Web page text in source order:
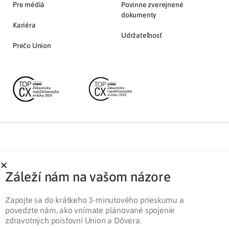
Pre médiá
Kariéra
Prečo Union
Povinne zverejnené
dokumenty
Udržateľnosť
Partnerská zóna Ochrana osobných údajov
Záleží nám na vašom názore
Zapojte sa do krátkeho 3-minutového prieskumu a
povedzte nám, ako vnímate plánované spojenie
zdravotných poisťovní Union a Dôvera.